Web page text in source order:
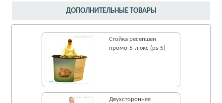
ДОПОЛНИТЕЛЬНЫЕ ТОВАРЫ
Стойка ресепшен
промо-5-люкс (ps-5)
Двухсторонняя